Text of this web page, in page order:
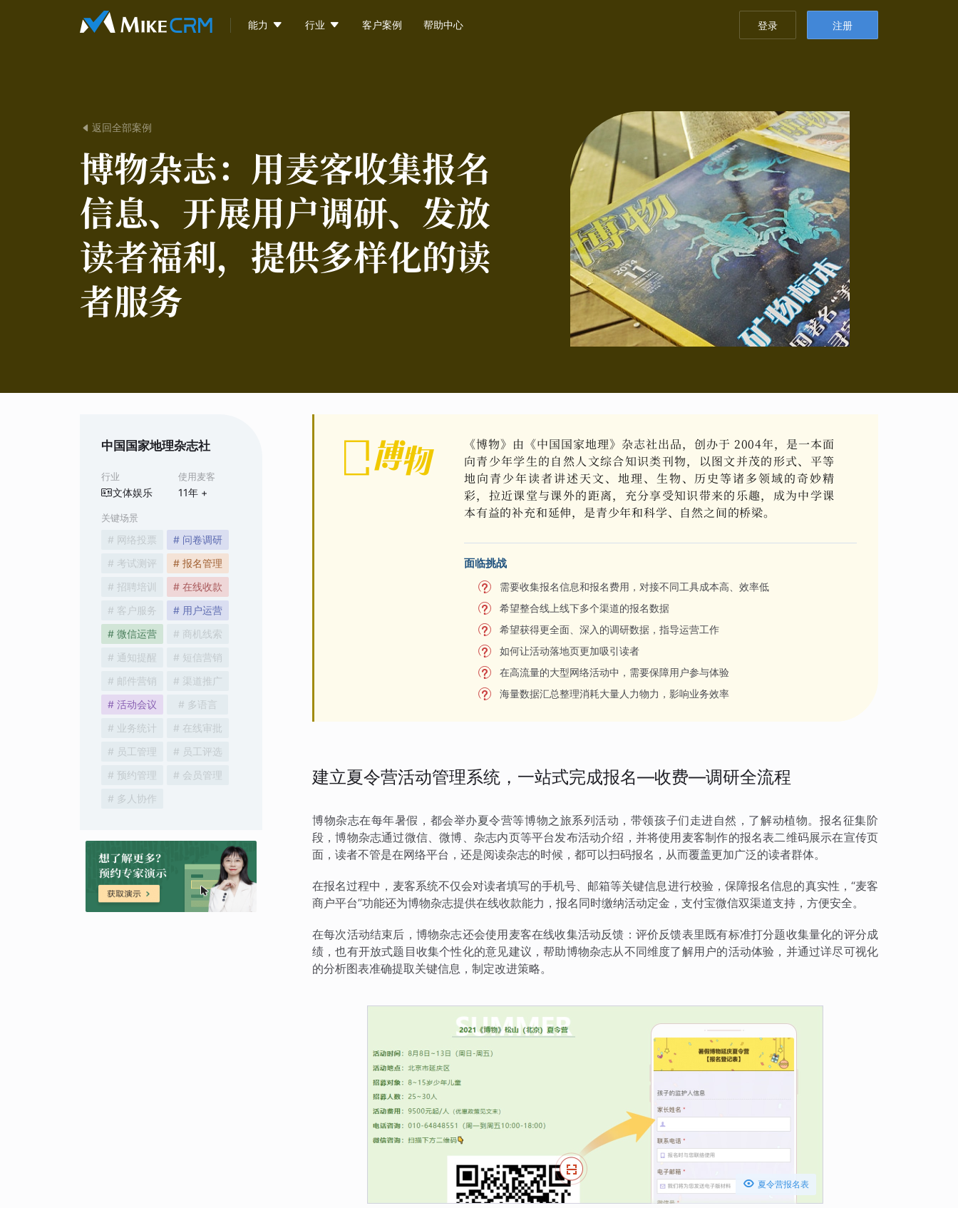
能力  行业  客户案例 帮助中心 登录 注册
 返回全部案例
博物杂志： 用麦客收集报名
信息、开展用户调研、发放
读者福利，提供多样化的读
者服务
中国国家地理杂志社
行业
文体娱乐
使用麦客
11年 +
关键场景
# 网络投票
# 问卷调研
# 考试测评
# 报名管理
# 招聘培训
# 在线收款
# 客户服务
# 用户运营
# 微信运营
# 商机线索
# 通知提醒
# 短信营销
# 邮件营销
# 渠道推广
# 活动会议
# 多语言
# 业务统计
# 在线审批
# 员工管理
# 员工评选
# 预约管理
# 会员管理
# 多人协作
《博物》由《中国国家地理》杂志社出品，创办于 2004年，是一本面
向青少年学生的自然人文综合知识类刊物，以图文并茂的形式、平等
地向青少年读者讲述天文、地理、生物、历史等诸多领域的奇妙精
彩，拉近课堂与课外的距离，充分享受知识带来的乐趣，成为中学课
本有益的补充和延伸，是青少年和科学、自然之间的桥梁。
面临挑战
需要收集报名信息和报名费用，对接不同工具成本高、效率低
希望整合线上线下多个渠道的报名数据
希望获得更全面、深入的调研数据，指导运营工作
如何让活动落地页更加吸引读者
在高流量的大型网络活动中，需要保障用户参与体验
海量数据汇总整理消耗大量人力物力，影响业务效率
建立夏令营活动管理系统，一站式完成报名—收费—调研全流程
博物杂志在每年暑假，都会举办夏令营等博物之旅系列活动，带领孩子们走进自然，了解动植物。报名征集阶
段，博物杂志通过微信、微博、杂志内页等平台发布活动介绍，并将使用麦客制作的报名表二维码展示在宣传页
面，读者不管是在网络平台，还是阅读杂志的时候，都可以扫码报名，从而覆盖更加广泛的读者群体。
在报名过程中，麦客系统不仅会对读者填写的手机号、邮箱等关键信息进行校验，保障报名信息的真实性，“麦客
商户平台”功能还为博物杂志提供在线收款能力，报名同时缴纳活动定金，支付宝微信双渠道支持，方便安全。
在每次活动结束后，博物杂志还会使用麦客在线收集活动反馈：评价反馈表里既有标准打分题收集量化的评分成
绩，也有开放式题目收集个性化的意见建议，帮助博物杂志从不同维度了解用户的活动体验，并通过详尽可视化
的分析图表准确提取关键信息，制定改进策略。
 夏令营报名表